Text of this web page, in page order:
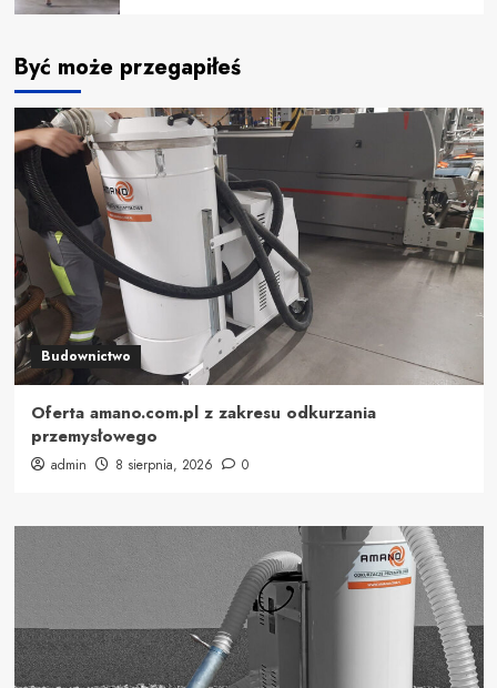
Być może przegapiłeś
Budownictwo
Oferta amano.com.pl z zakresu odkurzania
przemysłowego
admin 8 sierpnia, 2026 0